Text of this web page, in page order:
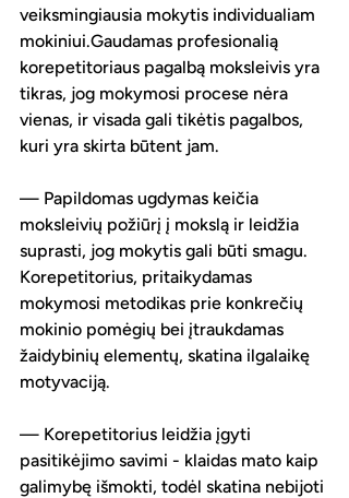
veiksmingiausia mokytis individualiam
mokiniui.Gaudamas profesionalią
korepetitoriaus pagalbą moksleivis yra
tikras, jog mokymosi procese nėra
vienas, ir visada gali tikėtis pagalbos,
kuri yra skirta būtent jam.
— Papildomas ugdymas keičia
moksleivių požiūrį į mokslą ir leidžia
suprasti, jog mokytis gali būti smagu.
Korepetitorius, pritaikydamas
mokymosi metodikas prie konkrečių
mokinio pomėgių bei įtraukdamas
žaidybinių elementų, skatina ilgalaikę
motyvaciją.
— Korepetitorius leidžia įgyti
pasitikėjimo savimi - klaidas mato kaip
galimybę išmokti, todėl skatina nebijoti